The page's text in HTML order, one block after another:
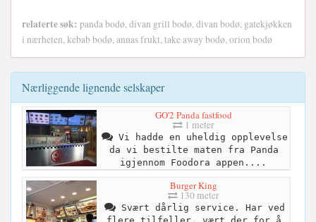
relaterte søk: panda bodø, divan grill bodø, divan bodø, gatekjøkken
i nærheten, kebab bodø, annas frukt, take away bodø, orion bodø
Nærliggende lignende selskaper
GO'2 Panda fastfood
1 meter
Vi hadde en uheldig opplevelse
da vi bestilte maten fra Panda
igjennom Foodora appen....
Burger King
130 meter
Svært dårlig service. Har ved